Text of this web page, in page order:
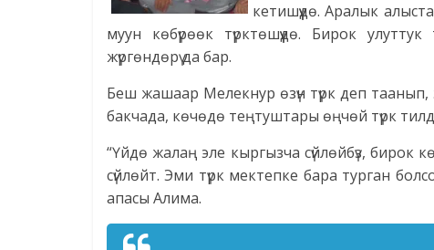
кетишүүдө. Аралык
муун көбүрөөк түрктөшүүдө. Бирок
жүргөндөрү да бар.
Беш жашаар Мелекнур өзүн түрк деп таанып,
бакчада, көчөдө теңтуштары өңчөй түрк
“Үйдө жалаң эле кыргызча сүйлөйбүз, бирок
сүйлөйт. Эми түрк мектепке бара турган
апасы Алима.